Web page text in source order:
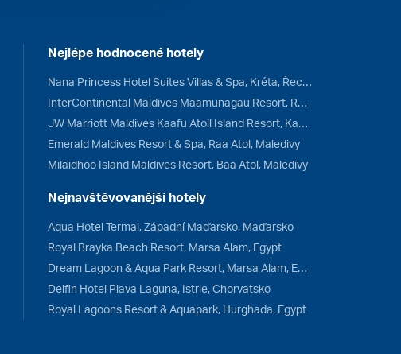
Nejlépe hodnocené hotely
Nana Princess Hotel Suites Villas & Spa, Kréta, Řecko
InterContinental Maldives Maamunagau Resort, Raa Atol, Maledivy
JW Marriott Maldives Kaafu Atoll Island Resort, Kaafu Atol, Maledivy
Emerald Maldives Resort & Spa, Raa Atol, Maledivy
Milaidhoo Island Maldives Resort, Baa Atol, Maledivy
Nejnavštěvovanější hotely
Aqua Hotel Termal, Západní Maďarsko, Maďarsko
Royal Brayka Beach Resort, Marsa Alam, Egypt
Dream Lagoon & Aqua Park Resort, Marsa Alam, Egypt
Delfin Hotel Plava Laguna, Istrie, Chorvatsko
Royal Lagoons Resort & Aquapark, Hurghada, Egypt